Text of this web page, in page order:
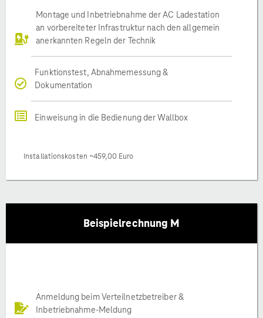
Montage und Inbetriebnahme der AC Ladestation
an vorbereiteter Infrastruktur nach den allgemein
anerkannten Regeln der Technik
Funktionstest, Abnahmemessung &
Dokumentation
Einweisung in die Bedienung der Wallbox
Installationskosten ~459,00 Euro
Beispielrechnung M
Anmeldung beim Verteilnetzbetreiber &
Inbetriebnahme-Meldung